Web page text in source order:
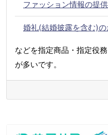
ファッション情報の提供
婚礼(結婚披露を含む)
などを指定商品・指定役
が多いです。